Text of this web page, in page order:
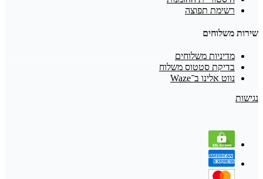
רשימת תפוצה
שירות משלוחים
מדיניות משלוחים
בדיקת סטטוס משלוח
נווט אלינו ב־Waze
נגישות